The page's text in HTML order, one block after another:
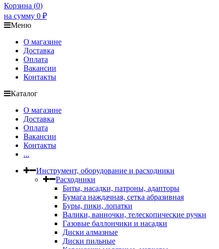
Корзина (0)
на сумму 0 ₽
Меню
О магазине
Доставка
Оплата
Вакансии
Контакты
Каталог
О магазине
Доставка
Оплата
Вакансии
Контакты
...
Инструмент, оборудование и расходники
Расходники
Биты, насадки, патроны, адапторы
Бумага наждачная, сетка абразивная
Буры, пики, лопатки
Валики, ванночки, телескопические ручки
Газовые баллончики и насадки
Диски алмазные
Диски пильные